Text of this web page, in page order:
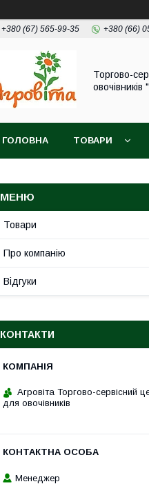
+380 (67) 565-99-35 +380 (66)
Торгово-
овочівників
ГОЛОВНА ТОВАРИ
Товари
Про компанію
Відгуки
КОНТАКТИ
Агровіта Торгово-сервісний
для овочівників
Менеджер